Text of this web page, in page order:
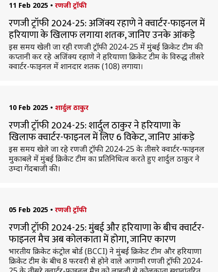
11 Feb 2025 • रणजी ट्रॉफी
रणजी ट्रॉफी 2024-25: अजिंक्य रहाणे ने क्वार्टर-फाइनल में
हरियाणा के खिलाफ लगाया शतक, जानिए उनके आंकड़े
इस समय खेली जा रही रणजी ट्रॉफी 2024-25 में मुंबई क्रिकेट टीम की
कप्तानी कर रहे अजिंक्य रहाणे ने हरियाणा क्रिकेट टीम के विरुद्ध तीसरे
क्वार्टर-फाइनल में शानदार शतक (108) लगाया।
10 Feb 2025 • शार्दुल ठाकुर
रणजी ट्रॉफी 2024-25: शार्दुल ठाकुर ने हरियाणा के
खिलाफ क्वार्टर-फाइनल में लिए 6 विकेट, जानिए आंकड़े
इस समय खेले जा रहे रणजी ट्रॉफी 2024-25 के तीसरे क्वार्टर-फाइनल
मुकाबले में मुंबई क्रिकेट टीम का प्रतिनिधित्व करते हुए शार्दुल ठाकुर ने
उम्दा गेंदबाजी की।
05 Feb 2025 • रणजी ट्रॉफी
रणजी ट्रॉफी 2024-25: मुंबई और हरियाणा के बीच क्वार्टर-
फाइनल मैच अब कोलकाता में होगा, जानिए कारण
भारतीय क्रिकेट कंट्रोल बोर्ड (BCCI) ने मुंबई क्रिकेट टीम और हरियाणा
क्रिकेट टीम के बीच 8 फरवरी से होने वाले आगामी रणजी ट्रॉफी 2024-